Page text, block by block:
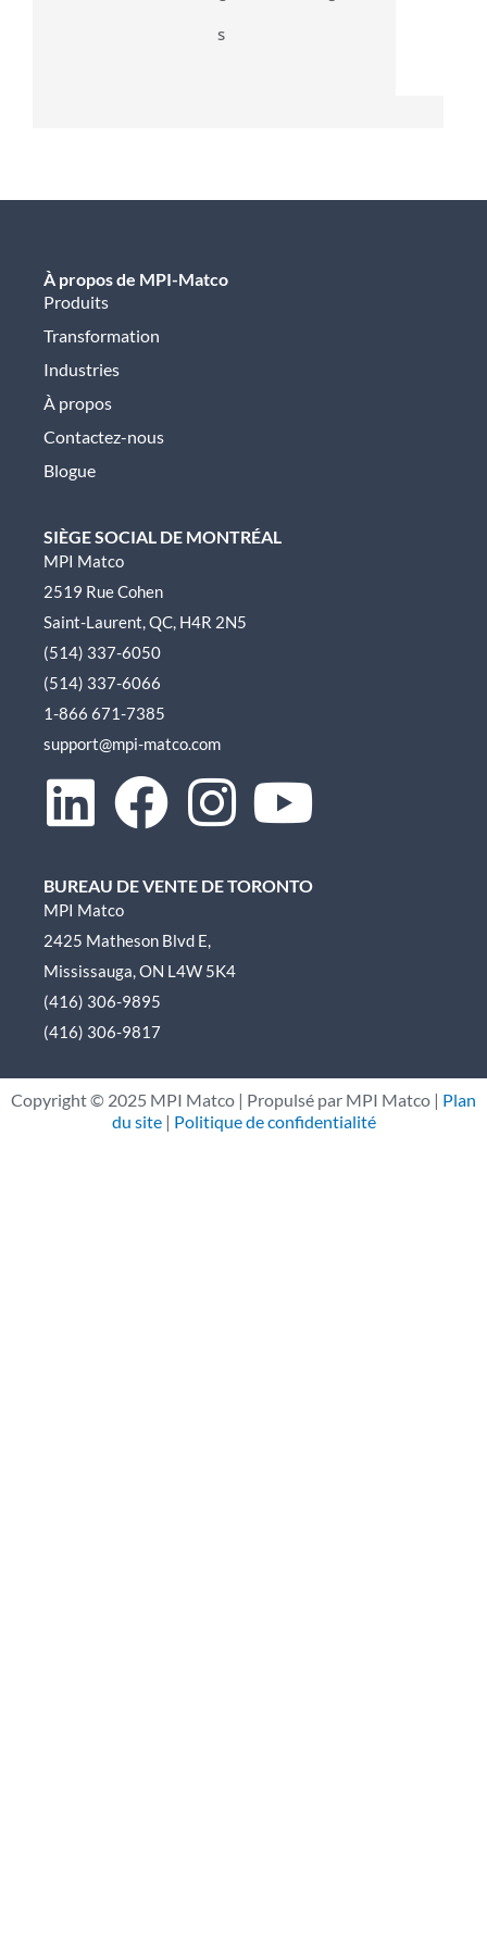
s
À propos de MPI-Matco
Produits
Transformation
Industries
À propos
Contactez-nous
Blogue
SIÈGE SOCIAL DE MONTRÉAL
MPI Matco
2519 Rue Cohen
Saint-Laurent, QC, H4R 2N5
(514) 337-6050
(514) 337-6066
1-866 671-7385
support@mpi-matco.com
L
n
k
e
d
i
F
c
e
b
o
o
I
s
t
g
r
Y
u
b
e
BUREAU DE VENTE DE TORONTO
MPI Matco
2425 Matheson Blvd E,
Mississauga, ON L4W 5K4
(416) 306-9895
(416) 306-9817
Copyright © 2025 MPI Matco | Propulsé par MPI Matco | Plan
du site| Politique de confidentialité